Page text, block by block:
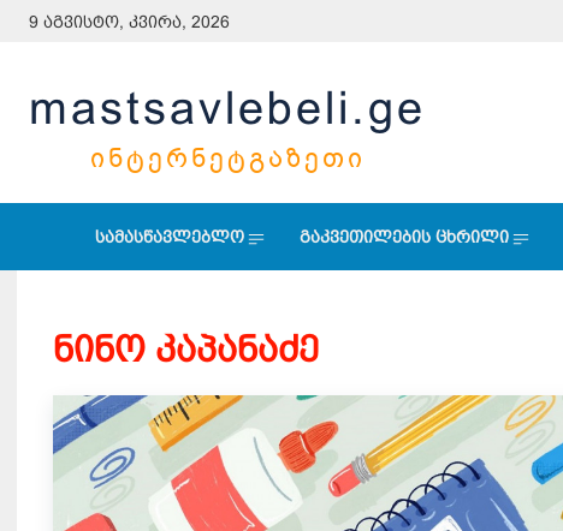
9 აგვისტო, კვირა, 2026
mastsavlebeli.ge
ᲘᲜᲢᲔᲠᲜᲔᲢᲒᲐᲖᲔᲗᲘ
სამასწავლებლო გაკვეთილების ცხრილი
ნინო კაპანაძე